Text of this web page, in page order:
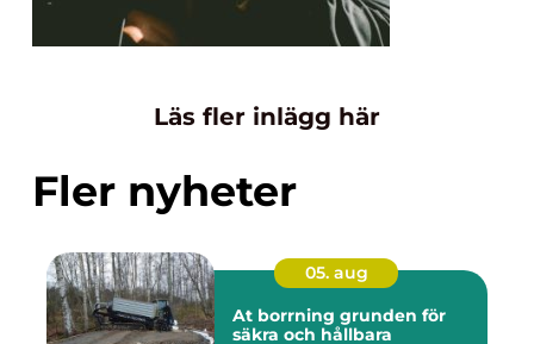
Läs fler inlägg här
Fler nyheter
05. aug
At borrning grunden för
säkra och hållbara